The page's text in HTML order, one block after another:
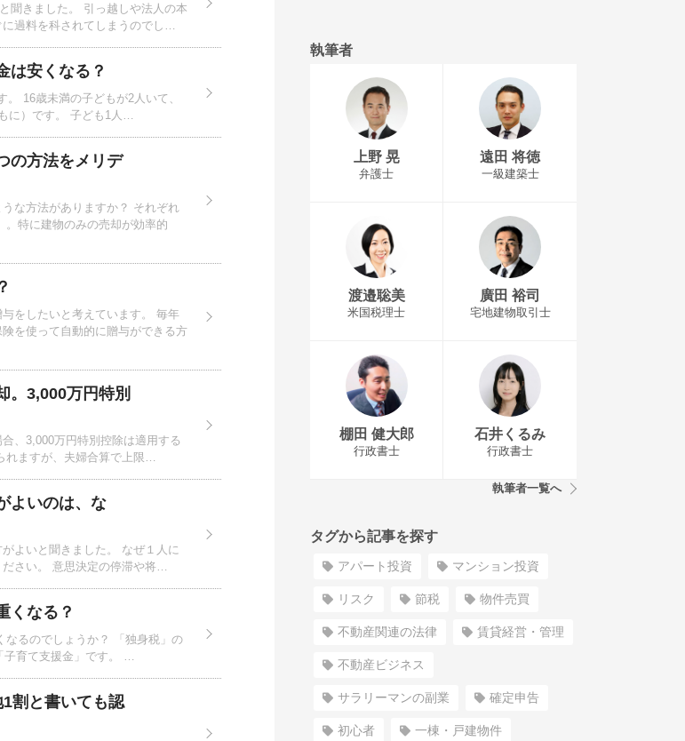
聞きました。 引っ越しや法人の本
過料を科されてしまうのでし…
は安くなる？
16歳未満の子どもが2人いて、
に）です。 子ども1人…
の方法をメリデ
な方法がありますか？ それぞれ
特に建物のみの売却が効率的
をしたいと考えています。 毎年
を使って自動的に贈与ができる方
。3,000万円特別
、3,000万円特別控除は適用する
れますが、夫婦合算で上限…
よいのは、な
よいと聞きました。 なぜ１人に
さい。 意思決定の停滞や将…
くなる？
なるのでしょうか？ 「独身税」の
子育て支援金」です。 …
割と書いても認
執筆者
上野 晃
弁護士
遠田 将徳
一級建築士
渡邉聡美
米国税理士
廣田 裕司
宅地建物取引士
棚田 健大郎
行政書士
石井くるみ
行政書士
執筆者一覧へ
タグから記事を探す
アパート投資 マンション投資
リスク 節税 物件売買
不動産関連の法律 賃貸経営・管理
不動産ビジネス
サラリーマンの副業 確定申告
初心者 一棟・戸建物件